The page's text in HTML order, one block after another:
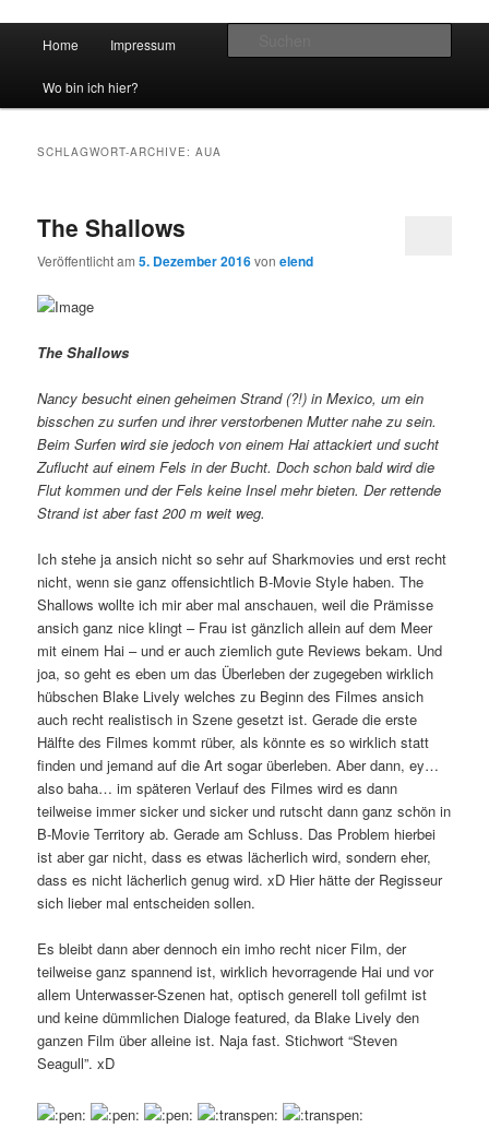
vidgames.de
Zum Inhalt wechseln
Zum sekundären Inhalt wechseln
Home Impressum
Wo bin ich hier?
SCHLAGWORT-ARCHIVE:AUA
The Shallows
Veröffentlicht am5. Dezember 2016vonelend
The Shallows
Nancy besucht einen geheimen Strand (?!) in Mexico, um ein
bisschen zu surfen und ihrer verstorbenen Mutter nahe zu sein.
Beim Surfen wird sie jedoch von einem Hai attackiert und sucht
Zuflucht auf einem Fels in der Bucht. Doch schon bald wird die
Flut kommen und der Fels keine Insel mehr bieten. Der rettende
Strand ist aber fast 200 m weit weg.
Ich stehe ja ansich nicht so sehr auf Sharkmovies und erst recht
nicht, wenn sie ganz offensichtlich B-Movie Style haben. The
Shallows wollte ich mir aber mal anschauen, weil die Prämisse
ansich ganz nice klingt – Frau ist gänzlich allein auf dem Meer
mit einem Hai – und er auch ziemlich gute Reviews bekam. Und
joa, so geht es eben um das Überleben der zugegeben wirklich
hübschen Blake Lively welches zu Beginn des Filmes ansich
auch recht realistisch in Szene gesetzt ist. Gerade die erste
Hälfte des Filmes kommt rüber, als könnte es so wirklich statt
finden und jemand auf die Art sogar überleben. Aber dann, ey…
also baha… im späteren Verlauf des Filmes wird es dann
teilweise immer sicker und sicker und rutscht dann ganz schön in
B-Movie Territory ab. Gerade am Schluss. Das Problem hierbei
ist aber gar nicht, dass es etwas lächerlich wird, sondern eher,
dass es nicht lächerlich genug wird. xD Hier hätte der Regisseur
sich lieber mal entscheiden sollen.
Es bleibt dann aber dennoch ein imho recht nicer Film, der
teilweise ganz spannend ist, wirklich hevorragende Hai und vor
allem Unterwasser-Szenen hat, optisch generell toll gefilmt ist
und keine dümmlichen Dialoge featured, da Blake Lively den
ganzen Film über alleine ist. Naja fast. Stichwort “Steven
Seagull”. xD